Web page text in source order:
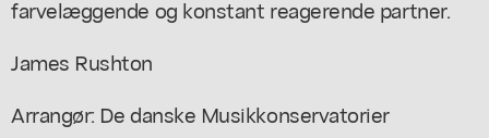
farvelæggende og konstant reagerende partner.
James Rushton
Arrangør: De danske Musikkonservatorier